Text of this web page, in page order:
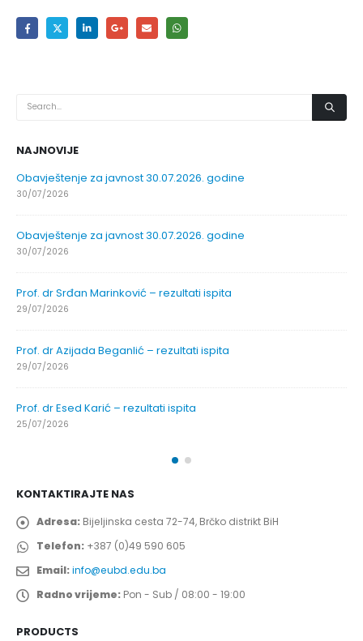
NAJNOVIJE
Obavještenje za javnost 30.07.2026. godine
30/07/2026
Obavještenje za javnost 30.07.2026. godine
30/07/2026
Prof. dr Srđan Marinković – rezultati ispita
29/07/2026
Prof. dr Azijada Beganlić – rezultati ispita
29/07/2026
Prof. dr Esed Karić – rezultati ispita
25/07/2026
KONTAKTIRAJTE NAS
Adresa: Bijeljinska cesta 72-74, Brčko distrikt BiH
Telefon: +387 (0)49 590 605
Email:info@eubd.edu.ba
Radno vrijeme: Pon - Sub / 08:00 - 19:00
PRODUCTS